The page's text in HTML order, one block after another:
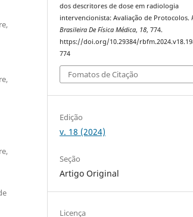
dos descritores de dose em radiologia
intervencionista: Avaliação de Protocolos.
Brasileira De Física Médica, 18, 774.
https://doi.org/10.29384/
774
Fomatos de Citação
Edição
v. 18 (2024)
Seção
Artigo Original
Licença